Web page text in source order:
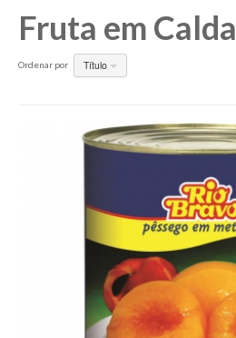
Fruta em Calda
Ordenar por Título